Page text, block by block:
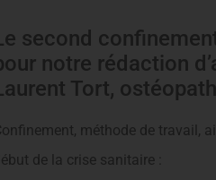
second
notre rédaction
Tort,
méthode de travail,
de la crise sanitaire :